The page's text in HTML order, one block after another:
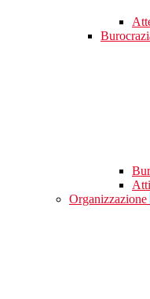
Organizzazione